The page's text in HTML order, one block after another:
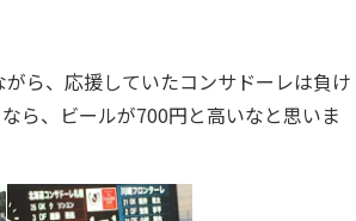
ら、応援していたコンサドーレは負け
ら、ビールが700円と高いなと思いま